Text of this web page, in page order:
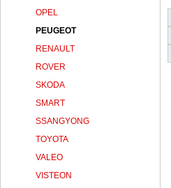
OPEL
PEUGEOT
RENAULT
ROVER
SKODA
SMART
SSANGYONG
TOYOTA
VALEO
VISTEON